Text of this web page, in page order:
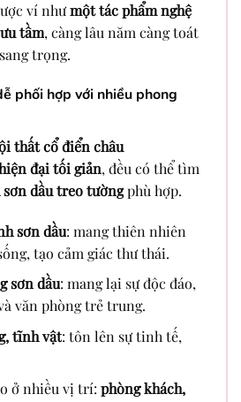
ví nhưmột tác phẩm nghệ
tầm, càng lâu năm càng toát
trọng.
phối hợp với nhiều phong
thất cổ điển châu
đại tối giản, đều có thể tìm
dầu treo tườngphù hợp.
sơn dầu: mang thiên nhiên
tạo cảm giác thư thái.
sơn dầu: mang lại sự độc đáo,
văn phòng trẻ trung.
tĩnh vật: tôn lên sự tinh tế,
ở nhiều vị trí: phòng khách,